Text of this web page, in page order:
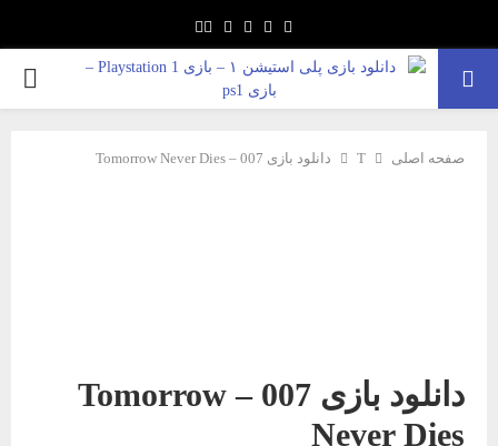
Facebook
Twitter
Instagram
Pinterest
Google
صفحه اصلی T دانلود بازی 007 – Tomorrow Never Dies
دانلود بازی 007 – Tomorrow
Never Dies